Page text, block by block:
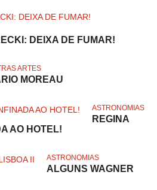
DEIXA DE FUMAR!
ARTES
MOREAU
ASTRONOMIAS
REGINA
AO HOTEL!
ASTRONOMIAS
ALGUNS WAGNER